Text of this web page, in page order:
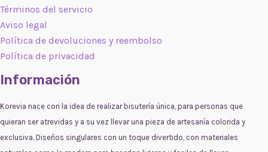
Términos del servicio
Aviso legal
Política de devoluciones y reembolso
Política de privacidad
Información
Korevia nace con la idea de realizar bisutería única, para personas que
quieran ser atrevidas y a su vez llevar una pieza de artesanía colorida y
exclusiva. Diseños singulares con un toque divertido, con materiales